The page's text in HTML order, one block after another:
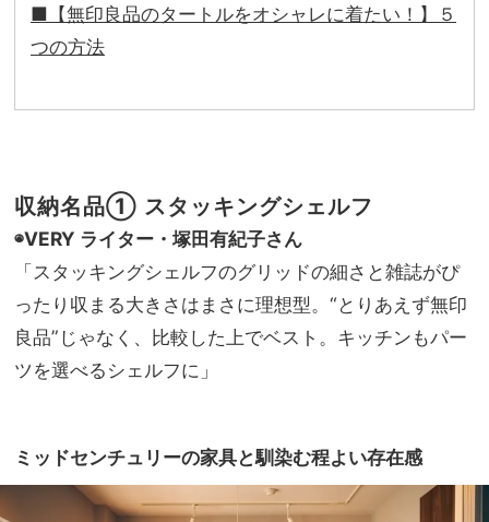
■【無印良品のタートルをオシャレに着たい！】５
つの方法
収納名品① スタッキングシェルフ
◉VERY ライター・塚田有紀子さん
「スタッキングシェルフのグリッドの細さと雑誌がぴ
ったり収まる大きさはまさに理想型。“とりあえず無印
良品”じゃなく、比較した上でベスト。キッチンもパー
ツを選べるシェルフに」
ミッドセンチュリーの家具と馴染む程よい存在感